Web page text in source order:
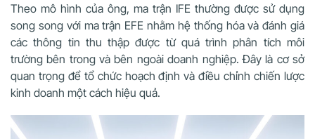
Theo mô hình của ông, ma trận IFE thường được sử dụng
song song với ma trận EFE nhằm hệ thống hóa và đánh giá
các thông tin thu thập được từ quá trình phân tích môi
trường bên trong và bên ngoài doanh nghiệp. Đây là cơ sở
quan trọng để tổ chức hoạch định và điều chỉnh chiến lược
kinh doanh một cách hiệu quả.